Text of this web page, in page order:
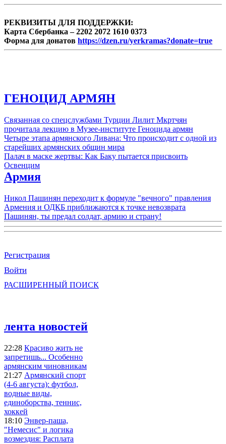
РЕКВИЗИТЫ ДЛЯ ПОДДЕРЖКИ:
Карта Сбербанка – 2202 2072 1610 0373
Форма для донатов https://dzen.ru/yerkramas?donate=true
ГЕНОЦИД АРМЯН
Связанная со спецслужбами Турции Лилит Мкртчян
прочитала лекцию в Музее-институте Геноцида армян
Четыре этапа армянского Ливана: Что происходит с одной из
старейших армянских общин мира
Палач в маске жертвы: Как Баку пытается присвоить
Освенцим
Армия
Никол Пашинян переходит к формуле "вечного" правления
Армения и ОДКБ приближаются к точке невозврата
Пашинян, ты предал солдат, армию и страну!
Регистрация
Войти
РАСШИРЕННЫЙ ПОИСК
лента новостей
22:28 Красиво жить не
запретишь... Особенно
армянским чиновникам
21:27 Армянский спорт
(4-6 августа): футбол,
водные виды,
единоборства, теннис,
хоккей
18:10 Энвер-паша,
"Немесис" и логика
возмездия: Расплата